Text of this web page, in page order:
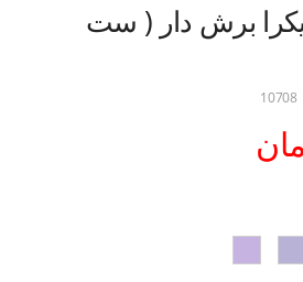
برش دار ( ست
10708